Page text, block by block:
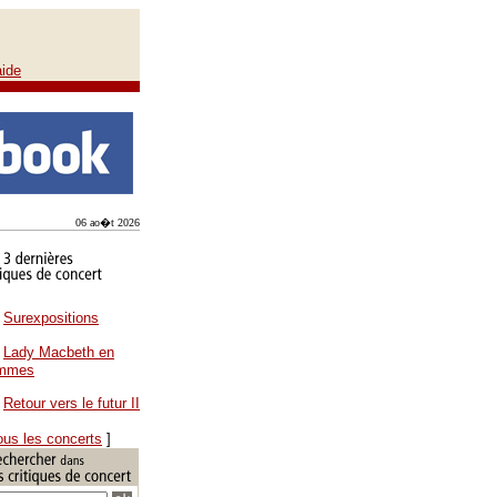
06 ao�t 2026
Surexpositions
Lady Macbeth en
Retour vers le futur II
les concerts ]